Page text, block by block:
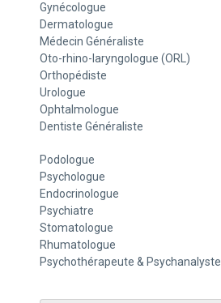
Gynécologue
Dermatologue
Médecin Généraliste
Oto-rhino-laryngologue (ORL)
Orthopédiste
Urologue
Ophtalmologue
Dentiste Généraliste
Podologue
Psychologue
Endocrinologue
Psychiatre
Stomatologue
Rhumatologue
Psychothérapeute & Psychanalyste